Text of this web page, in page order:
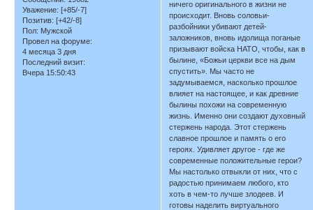
Уважение: [+85/-7]
Позитив: [+42/-8]
Пол: Мужской
Провел на форуме:
4 месяца 3 дня
Последний визит:
Вчера 15:50:43
ничего оригинального в жизни не
происходит. Вновь соловьи-
разбойники убивают детей-
заложников, вновь идолища поганые
призывают войска НАТО, чтобы, как в
былине, «Божьи церкви все на дым
спустить». Мы часто не
задумываемся, насколько прошлое
влияет на настоящее, и как древние
былины похожи на современную
жизнь. Именно они создают духовный
стержень народа. Этот стержень
славное прошлое и память о его
героях. Удивляет другое - где же
современные положительные герои?
Мы настолько отвыкли от них, что с
радостью принимаем любого, кто
хоть в чем-то лучше злодеев. И
готовы наделить виртуального